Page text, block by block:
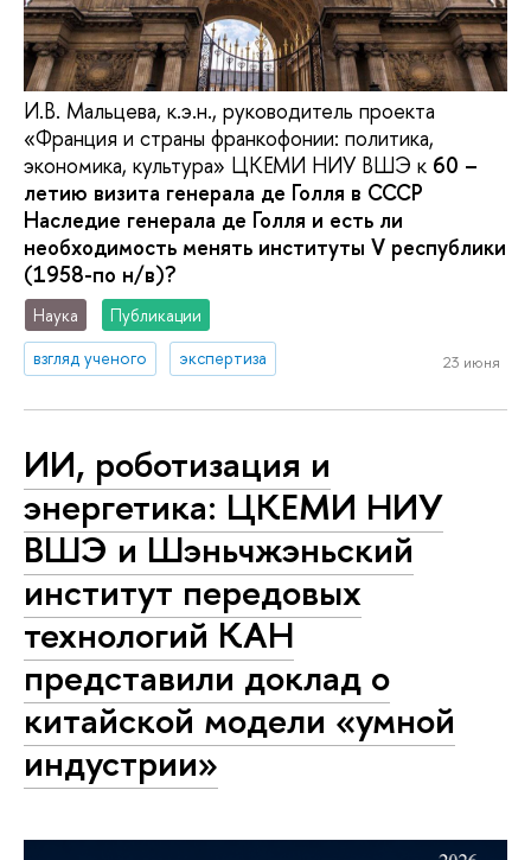
И.В. Мальцева, к.э.н., руководитель проекта
«Франция и страны франкофонии: политика,
экономика, культура» ЦКЕМИ НИУ ВШЭ к 60 –
летию визита генерала де Голля в СССР
Наследие генерала де Голля и есть ли
необходимость менять институты V республики
(1958-по н/в)?
Наука
Публикации
взгляд ученого
экспертиза 23 июня
ИИ, роботизация и
энергетика: ЦКЕМИ НИУ
ВШЭ и Шэньчжэньский
институт передовых
технологий КАН
представили доклад о
китайской модели «умной
индустрии»